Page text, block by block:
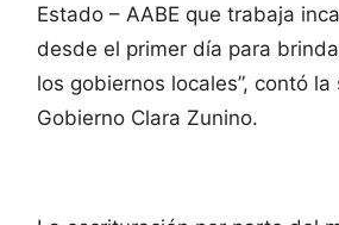
Estado – AABE que trabaja
desde el primer día para
los gobiernos locales”, contó
Gobierno Clara Zunino.